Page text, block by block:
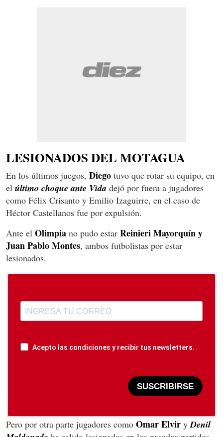
LESIONADOS DEL MOTAGUA
En los últimos juegos, Diego tuvo que rotar su equipo, en
el último choque ante Vida dejó por fuera a jugadores
como Félix Crisanto y Emilio Izaguirre, en el caso de
Héctor Castellanos fue por expulsión.
Ante el Olimpia no pudo estar Reinieri Mayorquín y
Juan Pablo Montes, ambos futbolistas por estar
lesionados.
Acepto las condiciones y recibir tus newsletters.
SUSCRIBIRSE
Pero por otra parte jugadores como Omar Elvir yDenil